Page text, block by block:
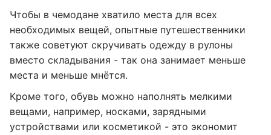
Чтобы в чемодане хватило места для всех
необходимых вещей, опытные путешественники
также советуют скручивать одежду в рулоны
вместо складывания - так она занимает меньше
места и меньше мнётся.
Кроме того, обувь можно наполнять мелкими
вещами, например, носками, зарядными
устройствами или косметикой - это экономит